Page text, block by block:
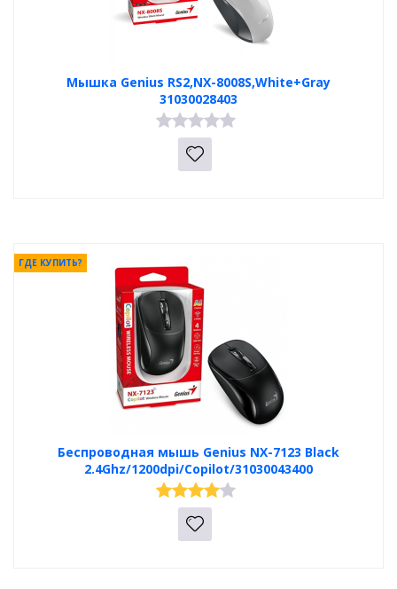
Мышка Genius RS2,NX-8008S,White+Gray
31030028403
Беспроводная мышь Genius NX-7123 Black
2.4Ghz/1200dpi/Copilot/31030043400
ГДЕ КУПИТЬ?